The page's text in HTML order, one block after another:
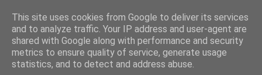
This site uses cookies from Google to deliver its services
and to analyze traffic. Your IP address and user-agent are
shared with Google along with performance and security
metrics to ensure quality of service, generate usage
statistics, and to detect and address abuse.